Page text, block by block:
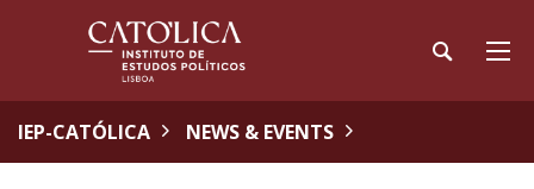
IEP-CATÓLICA NEWS & EVENTS